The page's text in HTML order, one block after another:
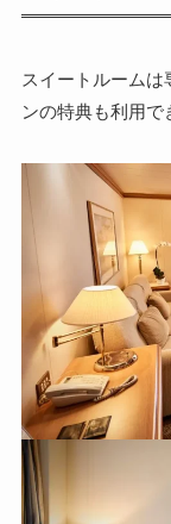
スイートルームは
ンの特典も利用で